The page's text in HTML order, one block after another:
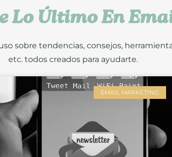
Lo Último En
sobre tendencias, consejos,
etc. todos creados para ayudarte.
EMAIL MARKETING